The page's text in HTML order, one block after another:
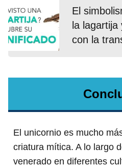
El
la
con la
El unicornio es mucho
criatura mítica. A lo largo
venerado en diferentes